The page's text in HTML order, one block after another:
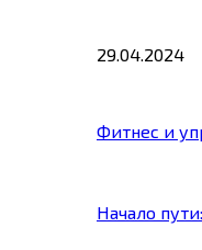
29.04.2024
Фитнес и
Начало